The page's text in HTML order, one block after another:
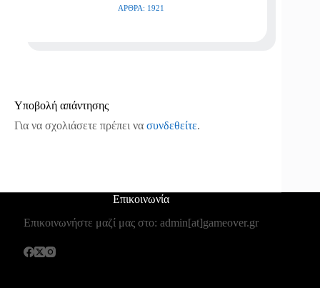
ΆΡΘΡΑ: 1921
Υποβολή απάντησης
Για να σχολιάσετε πρέπει να συνδεθείτε.
Επικοινωνία
Επικοινωνήστε μαζί μας στο: admin[at]gameover.gr